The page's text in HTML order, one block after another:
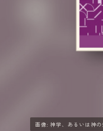
画像: 神学、あるいは神